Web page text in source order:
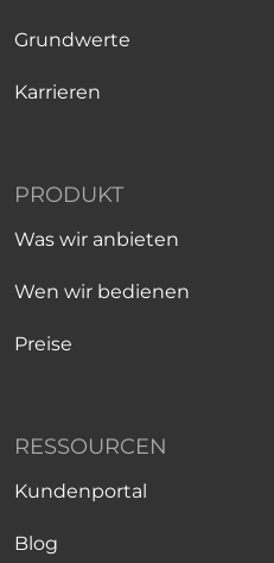
Grundwerte
Karrieren
PRODUKT
Was wir anbieten
Wen wir bedienen
Preise
RESSOURCEN
Kundenportal
Blog